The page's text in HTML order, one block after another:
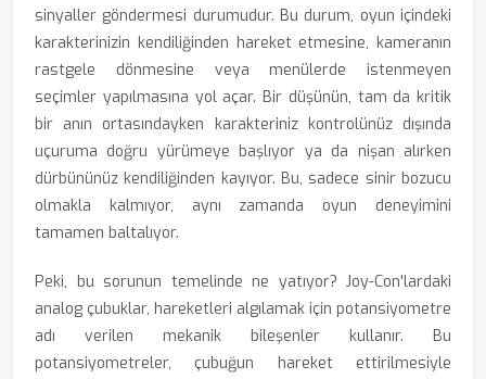
sinyaller göndermesi durumudur. Bu durum, oyun içindeki
karakterinizin kendiliğinden hareket etmesine, kameranın
rastgele dönmesine veya menülerde istenmeyen
seçimler yapılmasına yol açar. Bir düşünün, tam da kritik
bir anın ortasındayken karakteriniz kontrolünüz dışında
uçuruma doğru yürümeye başlıyor ya da nişan alırken
dürbününüz kendiliğinden kayıyor. Bu, sadece sinir bozucu
olmakla kalmıyor, aynı zamanda oyun deneyimini
tamamen baltalıyor.
Peki, bu sorunun temelinde ne yatıyor? Joy-Con'lardaki
analog çubuklar, hareketleri algılamak için potansiyometre
adı verilen mekanik bileşenler kullanır. Bu
potansiyometreler, çubuğun hareket ettirilmesiyle